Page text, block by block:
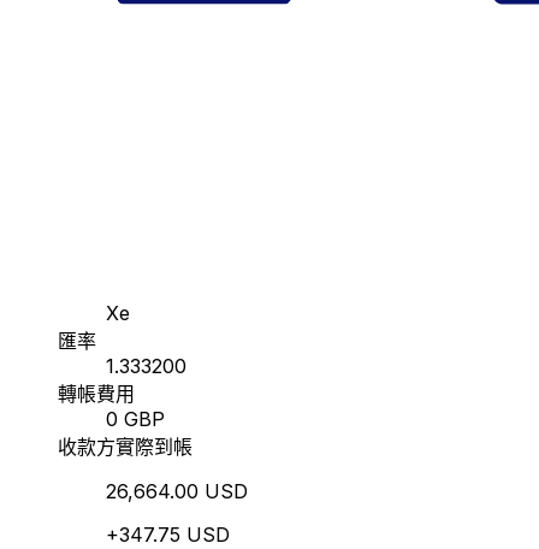
Xe
匯率
1.333200
轉帳費用
0 GBP
收款方實際到帳
26,664.00 USD
+347.75 USD